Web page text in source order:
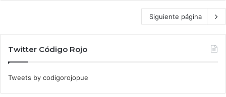
Siguiente página
Twitter Código Rojo
Tweets by codigorojopue